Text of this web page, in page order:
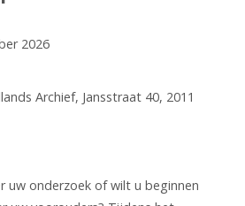
2026
Archief, Jansstraat 40, 2011
uw onderzoek of wilt u beginnen